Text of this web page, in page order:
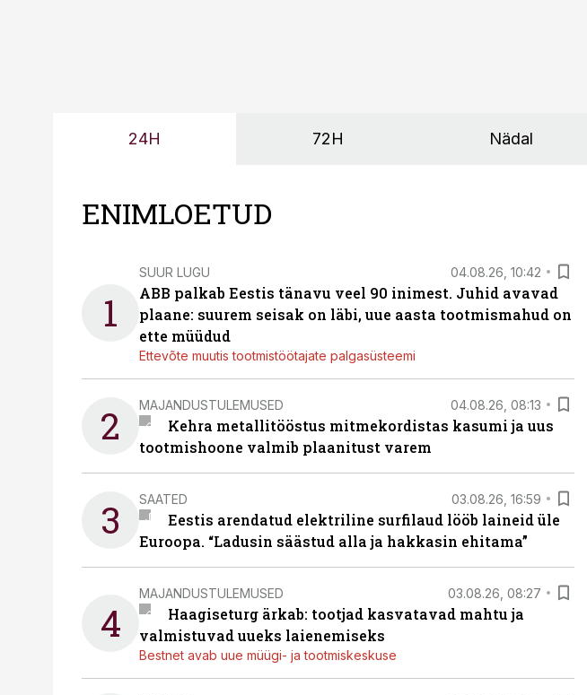
24H 72H Nädal
ENIMLOETUD
1
SUUR LUGU 04.08.26, 10:42
ABB palkab Eestis tänavu veel 90 inimest. Juhid avavad
plaane: suurem seisak on läbi, uue aasta tootmismahud on
ette müüdud
Ettevõte muutis tootmistöötajate palgasüsteemi
2 MAJANDUSTULEMUSED 04.08.26, 08:13
Kehra metallitööstus mitmekordistas kasumi ja uus
tootmishoone valmib plaanitust varem
3 SAATED 03.08.26, 16:59
Eestis arendatud elektriline surfilaud lööb laineid üle
Euroopa. “Ladusin säästud alla ja hakkasin ehitama”
4
MAJANDUSTULEMUSED 03.08.26, 08:27
Haagiseturg ärkab: tootjad kasvatavad mahtu ja
valmistuvad uueks laienemiseks
Bestnet avab uue müügi- ja tootmiskeskuse